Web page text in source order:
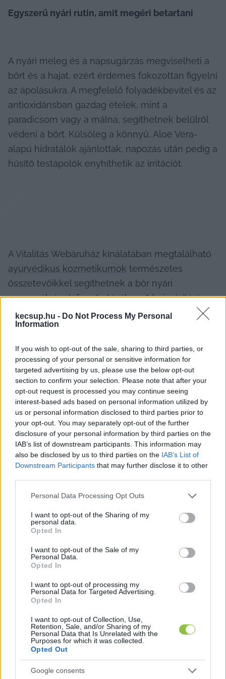
kecsup.hu - Do Not Process My Personal
Information
If you wish to opt-out of the sale, sharing to third parties, or
processing of your personal or sensitive information for
targeted advertising by us, please use the below opt-out
section to confirm your selection. Please note that after your
opt-out request is processed you may continue seeing
interest-based ads based on personal information utilized by
us or personal information disclosed to third parties prior to
your opt-out. You may separately opt-out of the further
disclosure of your personal information by third parties on the
IAB’s list of downstream participants. This information may
also be disclosed by us to third parties on the IAB’s List of
Downstream Participants that may further disclose it to other
Please note that this website/app uses one or more Google
not limited to your visit or usage behaviour. You may click to
grant or deny consent to Google and its third-party tags to
use your data for below specified purposes in below Google
consent section.
Personal Data Processing Opt Outs
I want to opt-out of the Sharing of my
personal data.
Opted In
I want to opt-out of the Sale of my
Personal Data.
Opted In
I want to opt-out of processing my
Personal Data for Targeted Advertising.
Opted In
I want to opt-out of Collection, Use,
Retention, Sale, and/or Sharing of my
Personal Data that Is Unrelated with the
Purposes for which it was collected.
Opted Out
Google consents
Egyszerű nyári rutin, amit megéri betartani
A nyári meleg és a napsugárzás megviselheti a
bőrt és a hajat, ezért érdemes fokozottan figyelni
az ápolásukra. A megfelelő folyadékbevitel és az
antioxidánsban gazdag ételek, mint a
paradicsom vagy a málna, segíthetnek belülről
védeni a bőrt. Külsőleg a könnyű, Aloe Vera-
alapú hidratálók ajánlottak, napozás után pedig a
hűsítő testápolók enyhíthetik az irritációt.
ayurvédikus kozmetikumok természetes
összetevőikkel segíthetnek a bőr nyári
egyensúlyának fenntartásában. A hajszárító és
hajvasaló használatát nyáron érdemes
csökkenteni, hogy a haj ne váljon töredezetté és
Természetes védelem a hajnak is jár
A hajkorona egészségének megőrzése nyáron is
tudatosságot igényel. Érdemes rendszeresen
fényvédelmet biztosító hajolajat vagy szérumot
használni, hogy elkerülje a hajszálak
kiszáradását és töredezését. A kókusz- és
olívaolajból készült házi pakolások egyszerű,
mégis hatékony megoldást kínálnak. Félórás
hatóidő után már érezhető a hidratáltság. Fontos
vitaminokban gazdag ételek (különösen a B2,
B3, B5 és B6) belülről erősítik a haj szerkezetét.
Kerülje az alkoholt vagy formaldehidet
tartalmazó termékeket, mivel ezek szárító
hatásúak lehetnek, és lehetőleg viseljen kalapot
a tűző napon. A természetes összetevőjű
biztosítanak a nyári hónapokban is.
Házi pakolások: egyszerű, mégis hatékony
megoldások